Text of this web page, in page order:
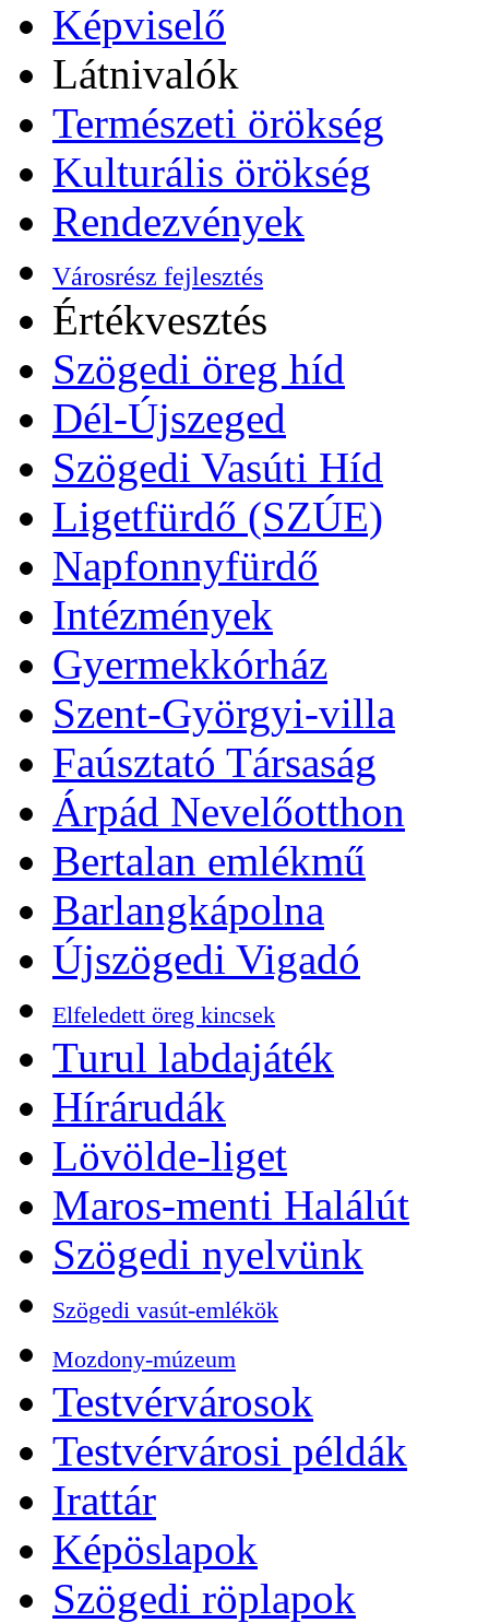
Képviselő
Látnivalók
Természeti örökség
Kulturális örökség
Rendezvények
Városrész fejlesztés
Értékvesztés
Szögedi öreg híd
Dél-Újszeged
Szögedi Vasúti Híd
Ligetfürdő (SZÚE)
Napfonnyfürdő
Intézmények
Gyermekkórház
Szent-Györgyi-villa
Faúsztató Társaság
Árpád Nevelőotthon
Bertalan emlékmű
Barlangkápolna
Újszögedi Vigadó
Elfeledett öreg kincsek
Turul labdajáték
Hírárudák
Lövölde-liget
Maros-menti Halálút
Szögedi nyelvünk
Szögedi vasút-emlékök
Mozdony-múzeum
Testvérvárosok
Testvérvárosi példák
Irattár
Képöslapok
Szögedi röplapok